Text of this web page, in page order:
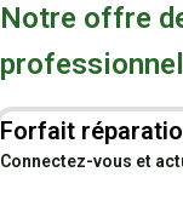
Notre offre
Forfait
Connectez-vous et